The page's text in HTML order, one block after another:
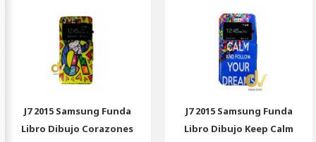
J7 2015 Samsung Funda
Libro Dibujo Corazones
J7 2015 Samsung Funda
Libro Dibujo Keep Calm